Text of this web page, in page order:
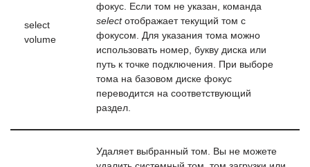
select
volume
фокус. Если том не указан, команда
selectотображает текущий том с
фокусом. Для указания тома можно
использовать номер, букву диска или
путь к точке подключения. При выборе
тома на базовом диске фокус
переводится на соответствующий
раздел.
Удаляет выбранный том. Вы не можете